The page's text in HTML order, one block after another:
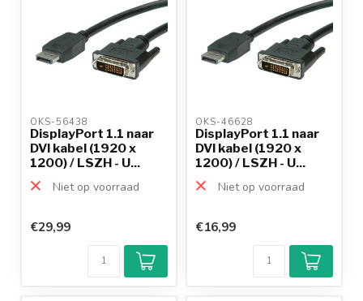
OKS-56438
DisplayPort 1.1 naar
DVI kabel (1920 x
1200) / LSZH - U...
Niet op voorraad
€29,99
OKS-46628
DisplayPort 1.1 naar
DVI kabel (1920 x
1200) / LSZH - U...
Niet op voorraad
Klantenbeoordeling
9,2/10
Achteraf
betalen mogelijk
€16,99